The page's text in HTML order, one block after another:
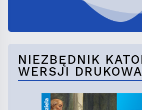
NIEZBĘDNIK
WERSJI